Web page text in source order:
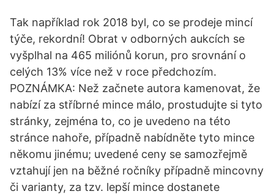
Tak například rok 2018 byl, co se prodeje mincí
týče, rekordní! Obrat v odborných aukcích se
vyšplhal na 465 miliónů korun, pro srovnání o
celých 13% více než v roce předchozím.
POZNÁMKA: Než začnete autora kamenovat, že
nabízí za stříbrné mince málo, prostudujte si tyto
stránky, zejména to, co je uvedeno na této
stránce nahoře, případně nabídněte tyto mince
někomu jinému; uvedené ceny se samozřejmě
vztahují jen na běžné ročníky případně mincovny
či varianty, za tzv. lepší mince dostanete